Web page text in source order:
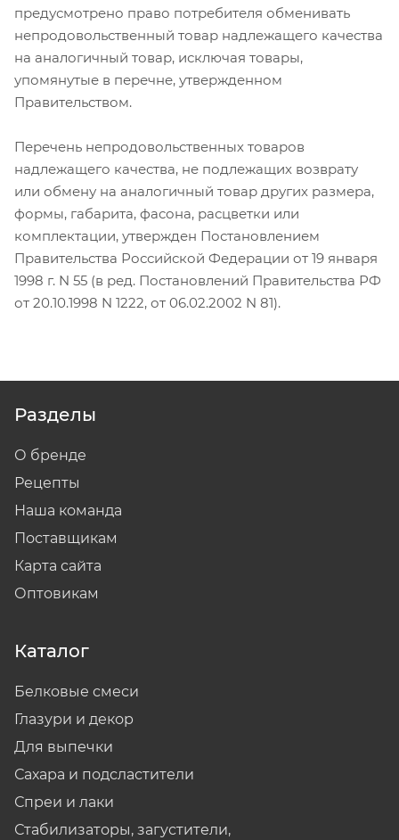
предусмотрено право потребителя обменивать
непродовольственный товар надлежащего качества
на аналогичный товар, исключая товары,
упомянутые в перечне, утвержденном
Правительством.
Перечень непродовольственных товаров
надлежащего качества, не подлежащих возврату
или обмену на аналогичный товар других размера,
формы, габарита, фасона, расцветки или
комплектации, утвержден Постановлением
Правительства Российской Федерации от 19 января
1998 г. N 55 (в ред. Постановлений Правительства РФ
от 20.10.1998 N 1222, от 06.02.2002 N 81).
Разделы
О бренде
Рецепты
Наша команда
Поставщикам
Карта сайта
Оптовикам
Каталог
Белковые смеси
Глазури и декор
Для выпечки
Сахара и подсластители
Спреи и лаки
Стабилизаторы, загустители,